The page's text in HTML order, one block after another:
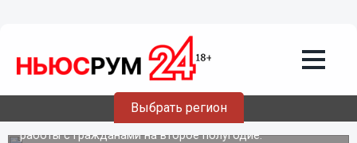
Выбрать регион
Нижегородские чиновники утвердили
график приема граждан по личным
вопросам
Ряд министерств и управлений определился с графиком
работы с гражданами на второе полугодие.